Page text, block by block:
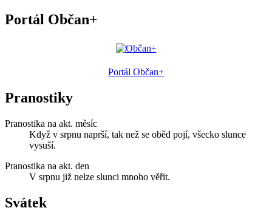
Portál Občan+
Portál Občan+
Pranostiky
Pranostika na akt. měsíc
Když v srpnu naprší, tak než se oběd pojí, všecko slunce
vysuší.
Pranostika na akt. den
V srpnu již nelze slunci mnoho věřit.
Svátek